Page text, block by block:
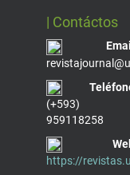
| Contáctos
(+593)
959118258
https://